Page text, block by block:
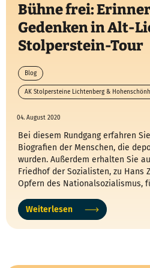
Bühne frei:
Gedenken in Alt-
Stolperstein-Tour
Blog
AK Stolpersteine Lichtenberg &
04. August 2020
Bei diesem Rundgang erfahren
Biografien der Menschen, die
wurden. Außerdem erhalten Sie
Friedhof der Sozialisten, zu Hans
Opfern des Nationalsozialismus,
Weiterlesen